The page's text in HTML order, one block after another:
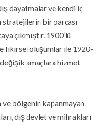
dayatmalar ve kendi iç
stratejilerin bir parçası
çıkmıştır. 1900’lü
fikirsel oluşumlar ile 1920-
değişik amaçlara hizmet
ve bölgenin kapanmayan
dış devlet ve mihrakları